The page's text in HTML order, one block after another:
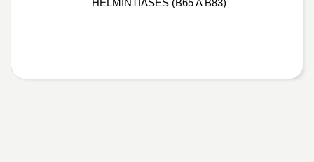
HELMINTÍASES (B65 A B83)